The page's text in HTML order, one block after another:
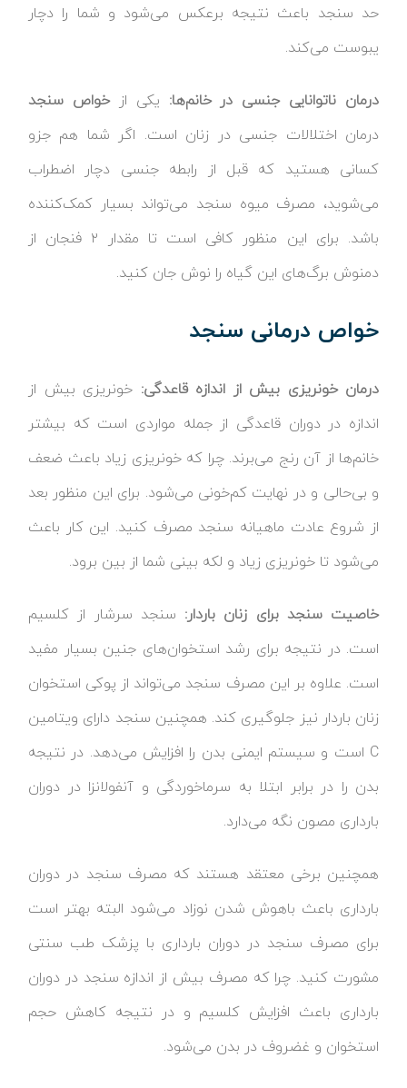
حد سنجد باعث نتیجه برعکس می‌شود و شما را دچار
یبوست می‌کند.
درمان ناتوانایی جنسی در خانم‌ها: یکی ازخواص سنجد
درمان اختلالات جنسی در زنان است. اگر شما هم جزو
کسانی هستید که قبل از رابطه جنسی دچار اضطراب
می‌شوید، مصرف میوه سنجد می‌تواند بسیار کمک‌کننده
باشد. برای این منظور کافی است تا مقدار ۲ فنجان از
دمنوش برگ‌های این گیاه را نوش جان کنید.
خواص درمانی سنجد
درمان خونریزی بیش از اندازه قاعدگی: خونریزی بیش از
اندازه در دوران قاعدگی از جمله مواردی است که بیشتر
خانم‌ها از آن رنج می‌برند. چرا که خونریزی زیاد باعث ضعف
و بی‌حالی و در نهایت کم‌خونی می‌شود. برای این منظور بعد
از شروع عادت ماهیانه سنجد مصرف کنید. این کار باعث
می‌شود تا خونریزی زیاد و لکه بینی شما از بین برود.
خاصیت سنجد برای زنان باردار: سنجد سرشار از کلسیم
است. در نتیجه برای رشد استخوان‌های جنین بسیار مفید
است. علاوه بر این مصرف سنجد می‌تواند از پوکی استخوان
زنان باردار نیز جلوگیری کند. همچنین سنجد دارای ویتامین
C است و سیستم ایمنی بدن را افزایش می‌دهد. در نتیجه
بدن را در برابر ابتلا به سرماخوردگی و آنفولانزا در دوران
بارداری مصون نگه می‌دارد.
همچنین برخی معتقد هستند که مصرف سنجد در دوران
بارداری باعث باهوش شدن نوزاد می‌شود البته بهتر است
برای مصرف سنجد در دوران بارداری با پزشک طب سنتی
مشورت کنید. چرا که مصرف بیش از اندازه سنجد در دوران
بارداری باعث افزایش کلسیم و در نتیجه کاهش حجم
استخوان و غضروف در بدن می‌شود.